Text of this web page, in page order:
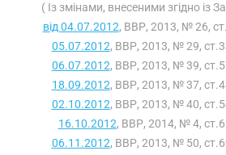
( Із змінами, внесеними згідно із
від 04.07.2012, ВВР, 2013, № 26,
05.07.2012, ВВР, 2013, № 29,
06.07.2012, ВВР, 2013, № 39,
18.09.2012, ВВР, 2013, № 37,
02.10.2012, ВВР, 2013, № 40,
16.10.2012, ВВР, 2014, № 4,
06.11.2012, ВВР, 2013, № 50,